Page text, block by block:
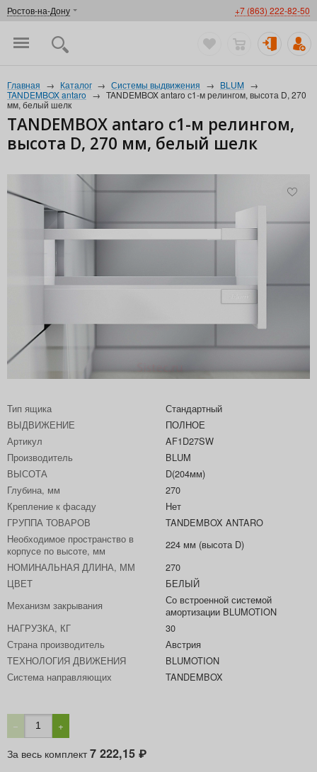
Ростов-на-Дону +7 (863) 222-82-50
Главная → Каталог → Системы выдвижения → BLUM →
TANDEMBOX antaro → TANDEMBOX antaro с1-м релингом, высота D, 270
мм, белый шелк
TANDEMBOX antaro с1-м релингом,
высота D, 270 мм, белый шелк
Тип ящика
Стандартный
ВЫДВИЖЕНИЕ
ПОЛНОЕ
Артикул
AF1D27SW
Производитель
BLUM
ВЫСОТА
D(204мм)
Глубина, мм
270
Крепление к фасаду
Нет
ГРУППА ТОВАРОВ
TANDEMBOX ANTARO
Необходимое пространство в
корпусе по высоте, мм
224 мм (высота D)
НОМИНАЛЬНАЯ ДЛИНА, ММ
270
ЦВЕТ
БЕЛЫЙ
Механизм закрывания
Со встроенной системой
амортизации BLUMOTION
НАГРУЗКА, КГ
30
Страна производитель
Австрия
ТЕХНОЛОГИЯ ДВИЖЕНИЯ
BLUMOTION
Система направляющих
TANDEMBOX
− +
За весь комплект7 222,15 ₽